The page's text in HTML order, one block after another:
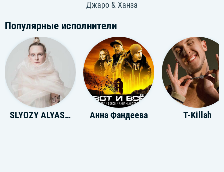
Джаро & Ханза
Популярные исполнители
SLYOZY ALYASKI Анна Фандеева T-Killah